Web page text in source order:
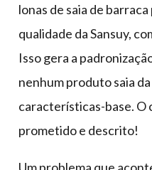
lonas de saia de
qualidade da Sansuy,
Isso gera a
nenhum produto saia
características-base. O
prometido e descrito!